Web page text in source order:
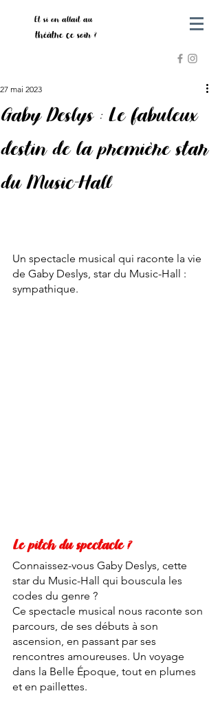
Et si on allait au
théâtre ce soir ?
Gaby Deslys : Le fabuleux
destin de la première star
du Music-Hall
27 mai 2023
Un spectacle musical qui raconte la vie
de Gaby Deslys, star du Music-Hall :
sympathique.
Le pitch du spectacle ?
Connaissez-vous Gaby Deslys, cette
star du Music-Hall qui bouscula les
codes du genre ?
Ce spectacle musical nous raconte son
parcours, de ses débuts à son
ascension, en passant par ses
rencontres amoureuses. Un voyage
dans la Belle Époque, tout en plumes
et en paillettes.